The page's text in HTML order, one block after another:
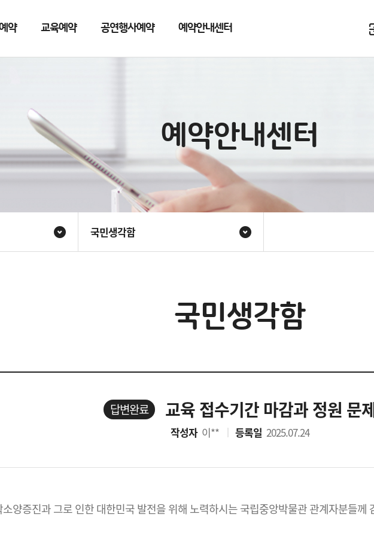
약 교육예약 공연행사예약 예약안내센터
예약안내센터
국민생각함
국민생각함
답변완료 교육 접수기간 마감과 정원 문
작성자 이** 등록일 2025.07.24
양증진과 그로 인한 대한민국 발전을 위해 노력하시는 국립중앙박물관 관계자분들께